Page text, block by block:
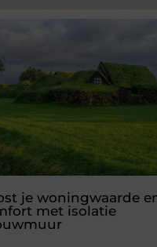
je woningwaarde
met isolatie